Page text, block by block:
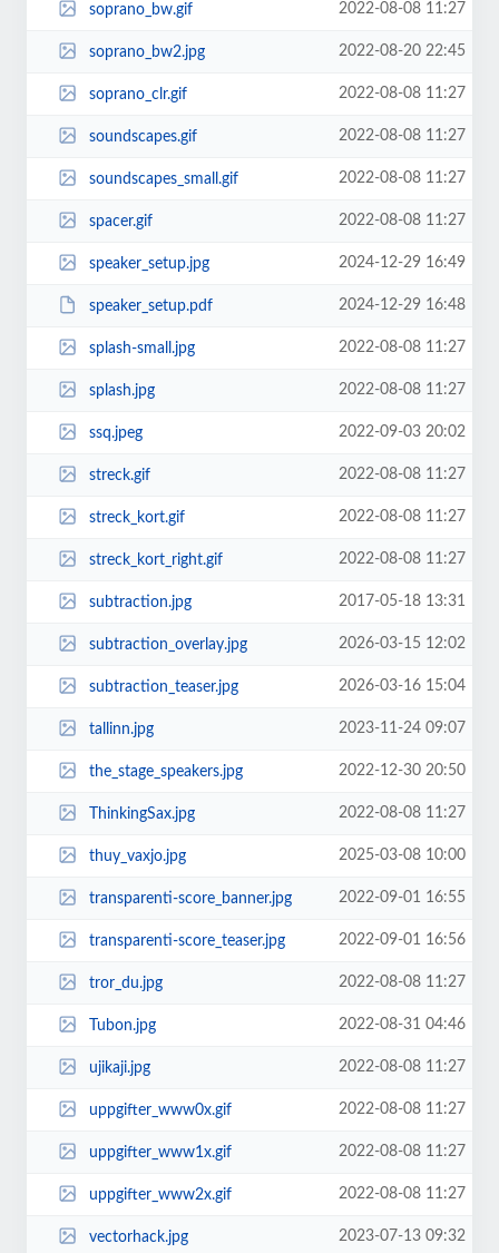
soprano_bw.gif 2022-08-08 11:27
soprano_bw2.jpg 2022-08-20 22:45
soprano_clr.gif 2022-08-08 11:27
soundscapes.gif 2022-08-08 11:27
soundscapes_small.gif 2022-08-08 11:27
spacer.gif 2022-08-08 11:27
speaker_setup.jpg 2024-12-29 16:49
speaker_setup.pdf 2024-12-29 16:48
splash-small.jpg 2022-08-08 11:27
splash.jpg 2022-08-08 11:27
ssq.jpeg 2022-09-03 20:02
streck.gif 2022-08-08 11:27
streck_kort.gif 2022-08-08 11:27
streck_kort_right.gif 2022-08-08 11:27
subtraction.jpg 2017-05-18 13:31
subtraction_overlay.jpg 2026-03-15 12:02
subtraction_teaser.jpg 2026-03-16 15:04
tallinn.jpg 2023-11-24 09:07
the_stage_speakers.jpg 2022-12-30 20:50
ThinkingSax.jpg 2022-08-08 11:27
thuy_vaxjo.jpg 2025-03-08 10:00
transparenti-score_banner.jpg 2022-09-01 16:55
transparenti-score_teaser.jpg 2022-09-01 16:56
tror_du.jpg 2022-08-08 11:27
Tubon.jpg 2022-08-31 04:46
ujikaji.jpg 2022-08-08 11:27
uppgifter_www0x.gif 2022-08-08 11:27
uppgifter_www1x.gif 2022-08-08 11:27
uppgifter_www2x.gif 2022-08-08 11:27
vectorhack.jpg 2023-07-13 09:32